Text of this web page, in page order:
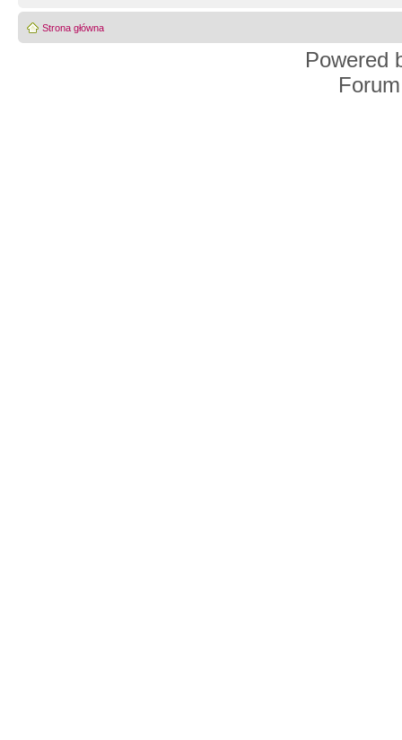
Strona główna
Powered